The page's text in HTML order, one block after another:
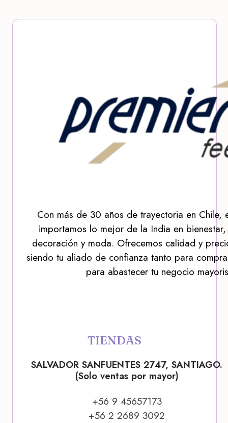
Con más de 30 años de trayectoria en Chile,
importamos lo mejor de la India en
decoración y moda. Ofrecemos calidad y
siendo tu aliado de confianza tanto para
para abastecer tu negocio
TIENDAS
SALVADOR SANFUENTES 2747, SANTIAGO.
(Solo ventas por mayor)
+56 9 45657173
+56 2 2689 3092